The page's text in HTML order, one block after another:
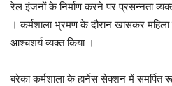
रेल इंजनों के निर्माण करने पर प्रसन्नता
। कर्मशाला भ्रमण के दौरान खासकर
आश्चशर्य व्यक्त किया ।
बरेका कर्मशाला के हार्नेस सेक्शन में स‍मर्पित